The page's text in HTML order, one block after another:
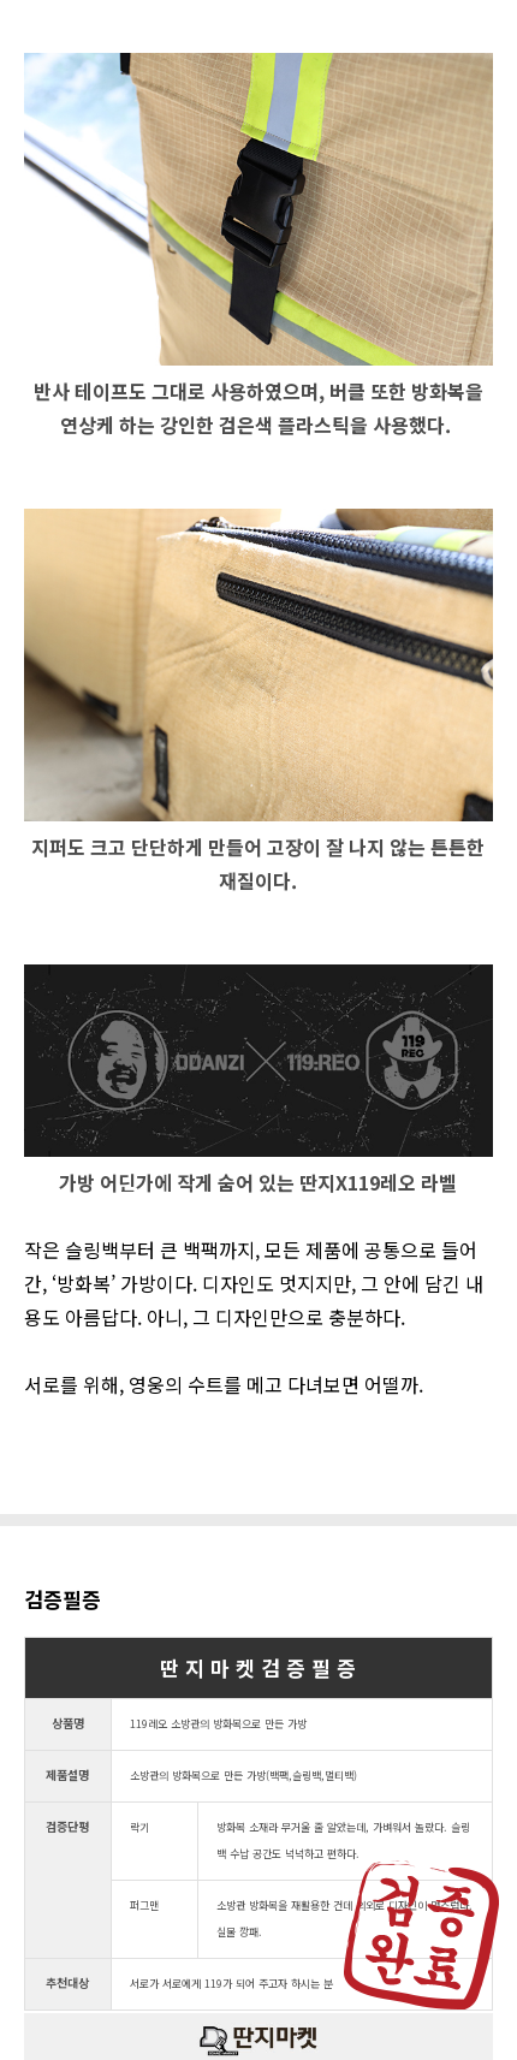
반사 테이프도 그대로 사용하였으며, 버클 또한 방화복을
연상케 하는 강인한 검은색 플라스틱을 사용했다.
지퍼도 크고 단단하게 만들어 고장이 잘 나지 않는 튼튼한
재질이다.
가방 어딘가에 작게 숨어 있는 딴지X119레오 라벨
작은 슬링백부터 큰 백팩까지, 모든 제품에 공통으로 들어
간, ‘방화복’ 가방이다. 디자인도 멋지지만, 그 안에 담긴 내
용도 아름답다. 아니, 그 디자인만으로 충분하다.
서로를 위해, 영웅의 수트를 메고 다녀보면 어떨까.
검증필증
딴 지 마 켓 검 증 필 증
상품명 119레오 소방관의 방화복으로 만든 가방
제품설명 소방관의 방화복으로 만든 가방(백팩,슬링백,멀티백)
검증단평 락기
방화복 소재라 무거울 줄 알았는데, 가벼워서 놀랐다. 슬링
백 수납 공간도 넉넉하고 편하다.
퍼그맨
소방관 방화복을 재활용한 건데 의외로 디자인이 멋스럽다.
실물 깡패.
추천대상 서로가 서로에게 119가 되어 주고자 하시는 분